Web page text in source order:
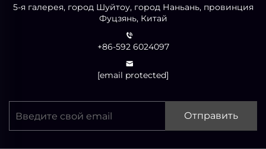
5-я галерея, город Шуйтоу, город Наньань, провинция
Фуцзянь, Китай
+86-592 6024097
[email protected]
Отправить